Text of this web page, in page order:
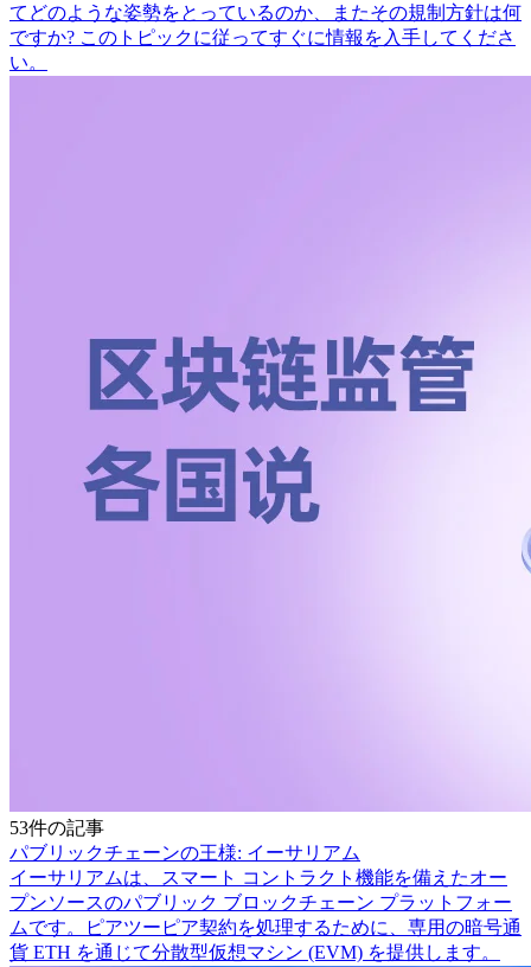
てどのような姿勢をとっているのか、またその規制方針は何
ですか? このトピックに従ってすぐに情報を入手してくださ
い。
53件の記事
パブリックチェーンの王様: イーサリアム
イーサリアムは、スマート コントラクト機能を備えたオー
プンソースのパブリック ブロックチェーン プラットフォー
ムです。ピアツーピア契約を処理するために、専用の暗号通
貨 ETH を通じて分散型仮想マシン (EVM) を提供します。